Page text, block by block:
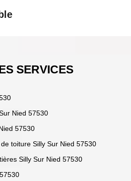
SERVICES
Nied 57530
57530
toiture Silly Sur Nied 57530
Silly Sur Nied 57530